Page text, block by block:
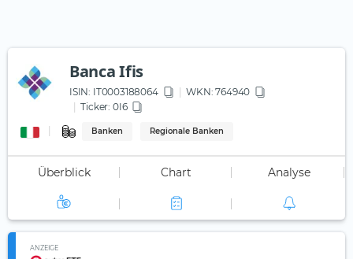
Banca Ifis
ISIN: IT0003188064 WKN: 764940
Ticker: 0I6
Banken Regionale Banken
Überblick Chart Analyse
ANZEIGE